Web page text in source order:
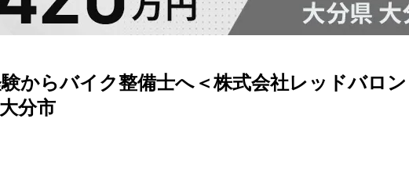
からバイク整備士へ＜株式会社レッドバロ
分市